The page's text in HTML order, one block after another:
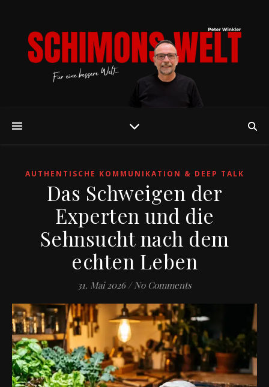
AUTHENTISCHE KOMMUNIKATION & DEEP TALK
Das Schweigen der
Experten und die
Sehnsucht nach dem
echten Leben
31. Mai 2026 / No Comments